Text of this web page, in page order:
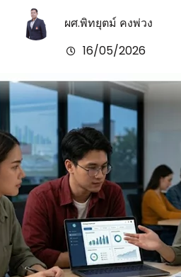
ผศ.พิทยุตม์ คงพ่วง
16/05/2026